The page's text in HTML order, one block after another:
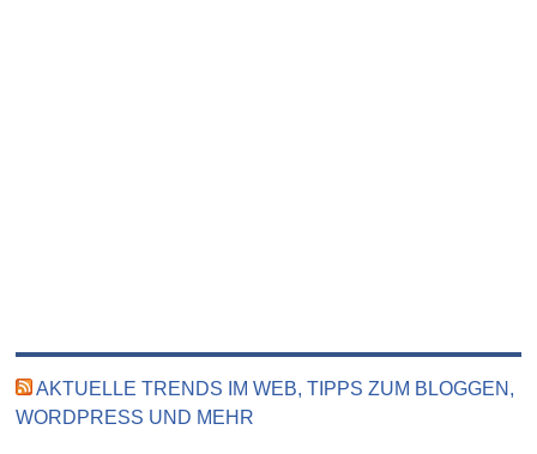
AKTUELLE TRENDS IM WEB, TIPPS ZUM BLOGGEN,
WORDPRESS UND MEHR